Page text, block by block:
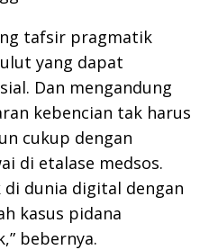
tafsir pragmatik
yang dapat
Dan mengandung
kebencian tak harus
cukup dengan
di etalase medsos.
di dunia digital dengan
kasus pidana
bebernya.